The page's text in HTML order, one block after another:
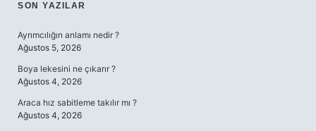
SIDEBAR
SON YAZILAR
Ayrımcılığın anlamı nedir ?
Ağustos 5, 2026
Boya lekesini ne çıkarır ?
Ağustos 4, 2026
Araca hız sabitleme takılır mı ?
Ağustos 4, 2026